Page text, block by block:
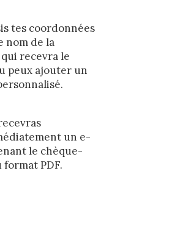
tes coordonnées
nom de la
recevra le
peux ajouter un
un e-
le chèque-
format PDF.